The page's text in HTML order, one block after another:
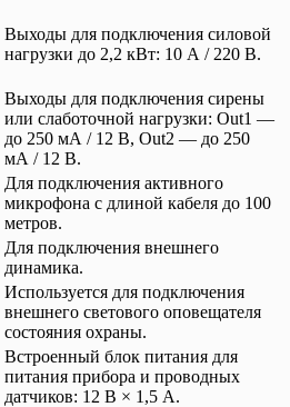
Выходы для подключения силовой
нагрузки до 2,2 кВт: 10 А / 220 В.
Выходы для подключения сирены
или слаботочной нагрузки: Out1 —
до 250 мА / 12 В, Out2 — до 250
мА / 12 В.
Для подключения активного
микрофона с длиной кабеля до 100
метров.
Для подключения внешнего
динамика.
Используется для подключения
внешнего светового оповещателя
состояния охраны.
Встроенный блок питания для
питания прибора и проводных
датчиков: 12 В × 1,5 А.